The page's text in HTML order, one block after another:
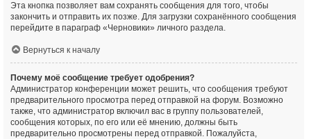
Эта кнопка позволяет вам сохранять сообщения для того, чтобы
закончить и отправить их позже. Для загрузки сохранённого сообщения
перейдите в параграф «Черновики» личного раздела.
Вернуться к началу
Почему моё сообщение требует одобрения?
Администратор конференции может решить, что сообщения требуют
предварительного просмотра перед отправкой на форум. Возможно
также, что администратор включил вас в группу пользователей,
сообщения которых, по его или её мнению, должны быть
предварительно просмотрены перед отправкой. Пожалуйста,